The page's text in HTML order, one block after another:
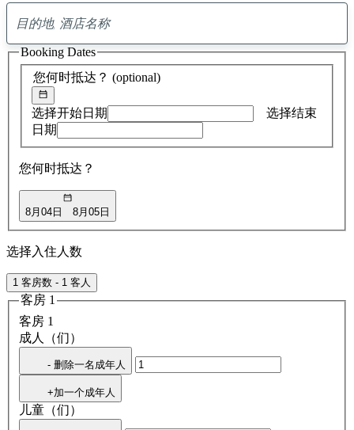
找
到
您何时抵达？ (optional)
选择开始日期
选择结束
日期
您何时抵达？
8月04日 8月05日
Booking Dates
选择入住人数
1 客房数 - 1 客人
客房 1
客房 1
成人（们）
- 删除一名成年人
+加一个成年人
儿童（们）